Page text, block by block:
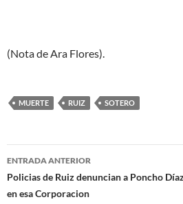
(Nota de Ara Flores).
MUERTE RUIZ SOTERO
Navegación
de
ENTRADA ANTERIOR
Policias de Ruiz denuncian a Poncho
en esa Corporacion